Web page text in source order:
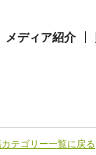
メディア紹介
テゴリー一覧に戻る